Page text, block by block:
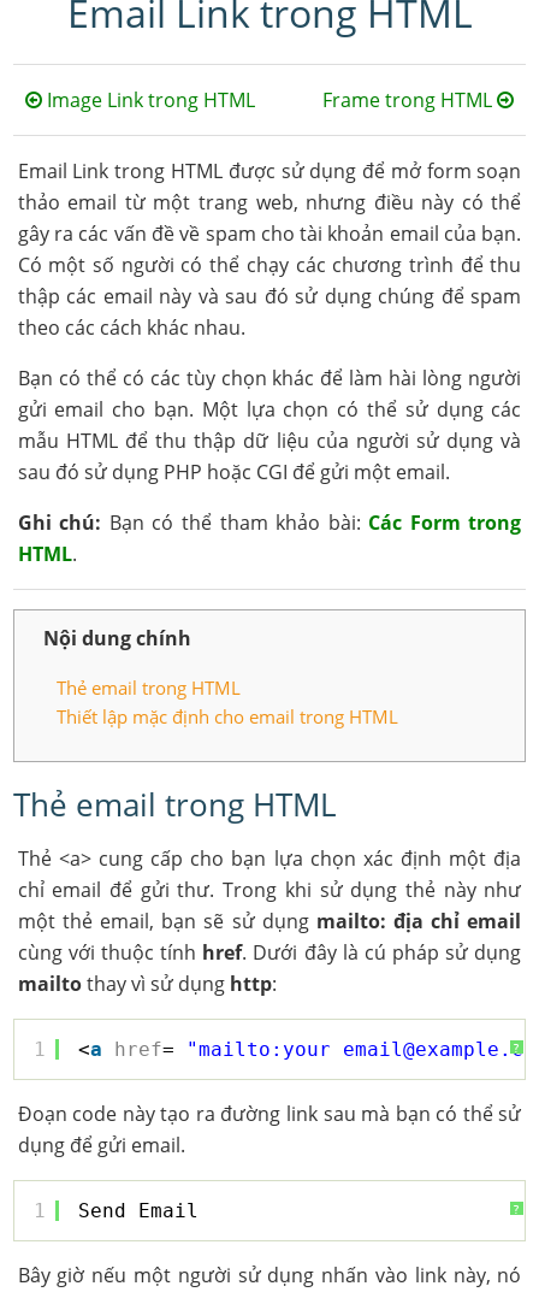
Email Link trong HTML
Image Link trong HTML Frame trong HTML
Email Link trong HTML được sử dụng để mở form soạn
thảo email từ một trang web, nhưng điều này có thể
gây ra các vấn đề về spam cho tài khoản email của bạn.
Có một số người có thể chạy các chương trình để thu
thập các email này và sau đó sử dụng chúng để spam
theo các cách khác nhau.
Bạn có thể có các tùy chọn khác để làm hài lòng người
gửi email cho bạn. Một lựa chọn có thể sử dụng các
mẫu HTML để thu thập dữ liệu của người sử dụng và
sau đó sử dụng PHP hoặc CGI để gửi một email.
Ghi chú: Bạn có thể tham khảo bài: Các Form trong
HTML.
Nội dung chính
Thẻ email trong HTML
Thiết lập mặc định cho email trong HTML
Thẻ email trong HTML
Thẻ <a> cung cấp cho bạn lựa chọn xác định một địa
chỉ email để gửi thư. Trong khi sử dụng thẻ này như
một thẻ email, bạn sẽ sử dụng mailto: địa chỉ email
cùng với thuộc tính href. Dưới đây là cú pháp sử dụng
mailtothay vì sử dụng http:
?
1 <a href=
Đoạn code này tạo ra đường link sau mà bạn có thể sử
dụng để gửi email.
?
1 Send Email
Bây giờ nếu một người sử dụng nhấn vào link này, nó